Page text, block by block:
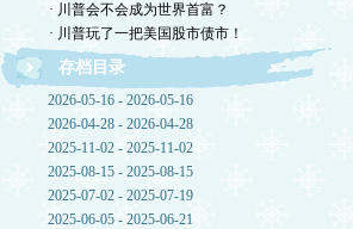
· 川普会不会成为世界首富？
· 川普玩了一把美国股市债市！
存档目录
2026-05-16 - 2026-05-16
2026-04-28 - 2026-04-28
2025-11-02 - 2025-11-02
2025-08-15 - 2025-08-15
2025-07-02 - 2025-07-19
2025-06-05 - 2025-06-21